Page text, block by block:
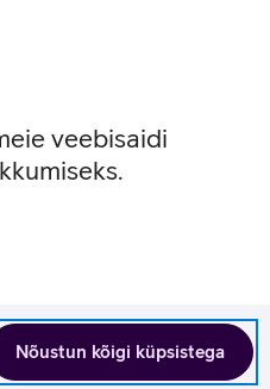
veebisaidi
Nõustun kõigi küpsistega
võimaldab